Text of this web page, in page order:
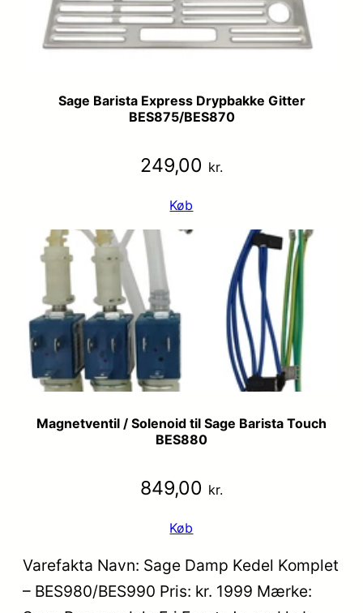
Sage Barista Express Drypbakke Gitter
BES875/BES870
249,00 kr.
Køb
Magnetventil / Solenoid til Sage Barista Touch
BES880
849,00 kr.
Køb
Varefakta Navn: Sage Damp Kedel Komplet
– BES980/BES990 Pris: kr. 1999 Mærke: